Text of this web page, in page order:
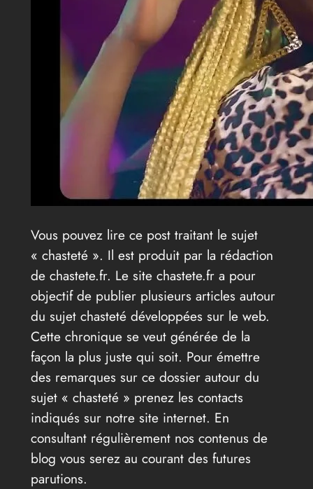
Vous pouvez lire ce post traitant le sujet
« chasteté ». Il est produit par la rédaction
de chastete.fr. Le site chastete.fr a pour
objectif de publier plusieurs articles autour
du sujet chasteté développées sur le web.
Cette chronique se veut générée de la
façon la plus juste qui soit. Pour émettre
des remarques sur ce dossier autour du
sujet « chasteté » prenez les contacts
indiqués sur notre site internet. En
consultant régulièrement nos contenus de
blog vous serez au courant des futures
parutions.